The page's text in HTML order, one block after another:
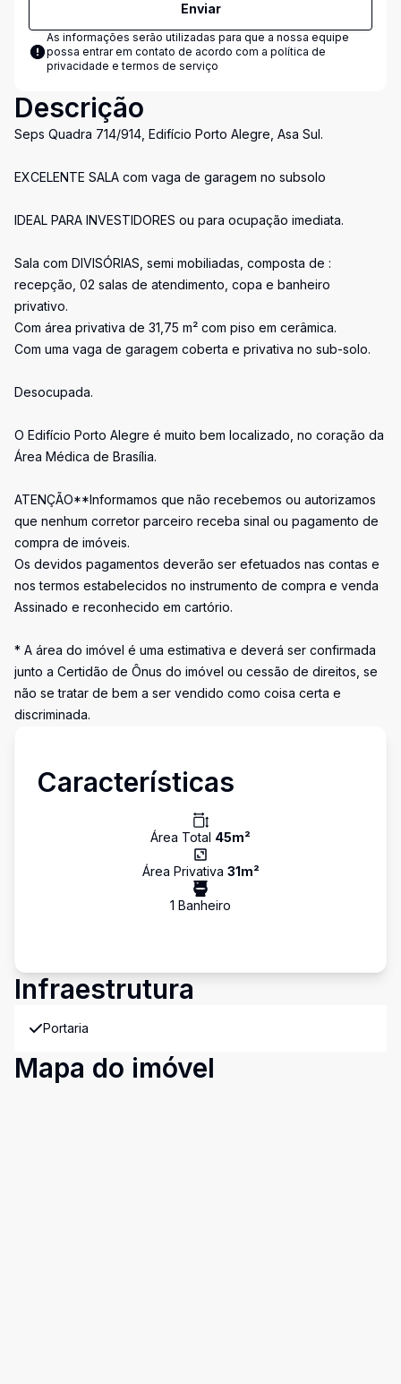
Enviar
As informações serão utilizadas para que a nossa equipe
possa entrar em contato de acordo com a política de
privacidade e termos de serviço
Descrição
Seps Quadra 714/914, Edifício Porto Alegre, Asa Sul.
EXCELENTE SALA com vaga de garagem no subsolo
IDEAL PARA INVESTIDORES ou para ocupação imediata.
Sala com DIVISÓRIAS, semi mobiliadas, composta de :
recepção, 02 salas de atendimento, copa e banheiro
privativo.
Com área privativa de 31,75 m² com piso em cerâmica.
Com uma vaga de garagem coberta e privativa no sub-solo.
Desocupada.
O Edifício Porto Alegre é muito bem localizado, no coração da
Área Médica de Brasília.
ATENÇÃO**Informamos que não recebemos ou autorizamos
que nenhum corretor parceiro receba sinal ou pagamento de
compra de imóveis.
Os devidos pagamentos deverão ser efetuados nas contas e
nos termos estabelecidos no instrumento de compra e venda
Assinado e reconhecido em cartório.
* A área do imóvel é uma estimativa e deverá ser confirmada
junto a Certidão de Ônus do imóvel ou cessão de direitos, se
não se tratar de bem a ser vendido como coisa certa e
discriminada.
Características
Área Total 45m²
Área Privativa 31m²
1 Banheiro
Infraestrutura
Portaria
Mapa do imóvel